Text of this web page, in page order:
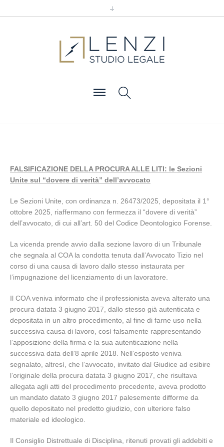
FALSIFICAZIONE DELLA PROCURA ALLE LITI: le Sezioni
Unite sul “dovere di verità” dell’avvocato
Le Sezioni Unite, con ordinanza n. 26473/2025, depositata il 1°
ottobre 2025, riaffermano con fermezza il “dovere di verità”
dell’avvocato, di cui all’art. 50 del Codice Deontologico Forense.
La vicenda prende avvio dalla sezione lavoro di un Tribunale
che segnala al COA la condotta tenuta dall’Avvocato Tizio nel
corso di una causa di lavoro dallo stesso instaurata per
l’impugnazione del licenziamento di un lavoratore.
Il COA veniva informato che il professionista aveva alterato una
procura datata 3 giugno 2017, dallo stesso già autenticata e
depositata in un altro procedimento, al fine di farne uso nella
successiva causa di lavoro, così falsamente rappresentando
l’apposizione della firma e la sua autenticazione nella
successiva data dell’8 aprile 2018. Nell’esposto veniva
segnalato, altresì, che l’avvocato, invitato dal Giudice ad esibire
l’originale della procura datata 3 giugno 2017, che risultava
allegata agli atti del procedimento precedente, aveva prodotto
un mandato datato 3 giugno 2017 palesemente difforme da
quello depositato nel predetto giudizio, con ulteriore falso
materiale ed ideologico.
Il Consiglio Distrettuale di Disciplina, ritenuti provati gli addebiti e